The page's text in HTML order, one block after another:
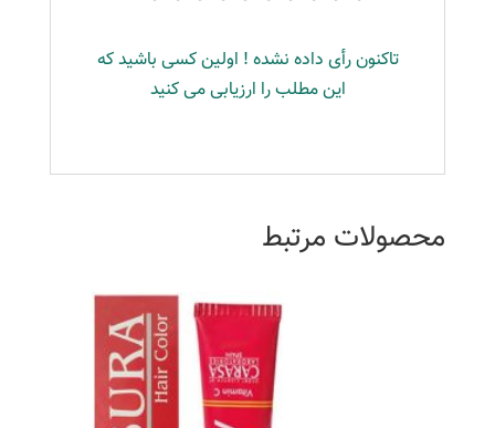
تاکنون رأی داده نشده ! اولین کسی باشید که
این مطلب را ارزیابی می کنید
محصولات مرتبط